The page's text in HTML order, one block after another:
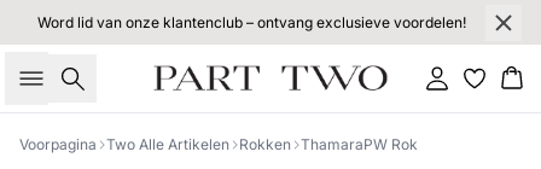
Word lid van onze klantenclub – ontvang exclusieve voordelen!
Zoeken Inloggen
Voorpagina Two Alle Artikelen Rokken ThamaraPW Rok